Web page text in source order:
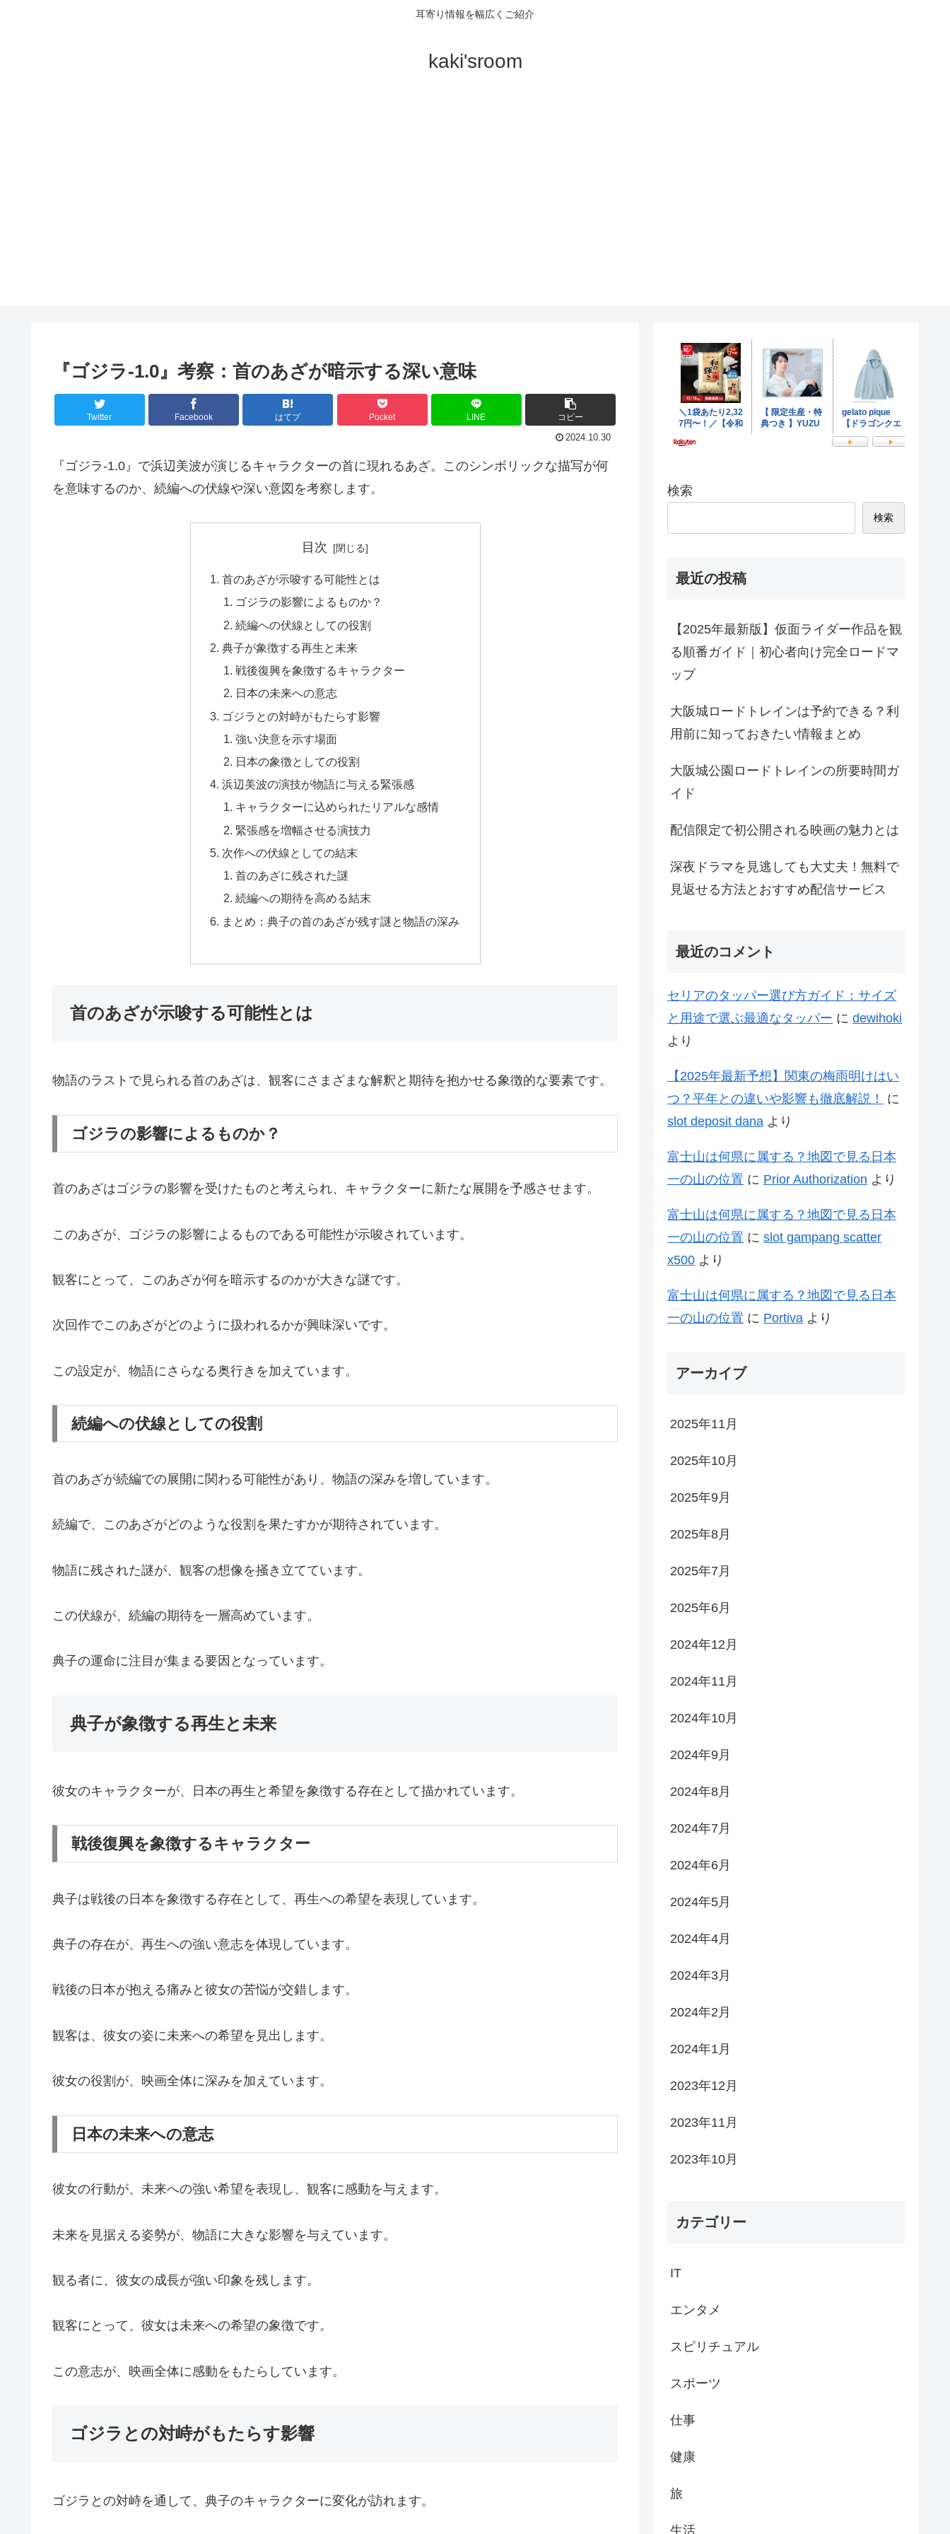
耳寄り情報を幅広くご紹介
kaki'sroom
『ゴジラ-1.0』考察：首のあざが暗示する深い意味
Twitter Facebook はてブ Pocket LINE コピー
2024.10.30
『ゴジラ-1.0』で浜辺美波が演じるキャラクターの首に現れるあざ。このシンボリックな描写が何
を意味するのか、続編への伏線や深い意図を考察します。
目次
首のあざが示唆する可能性とは
ゴジラの影響によるものか？
続編への伏線としての役割
典子が象徴する再生と未来
戦後復興を象徴するキャラクター
日本の未来への意志
ゴジラとの対峙がもたらす影響
強い決意を示す場面
日本の象徴としての役割
浜辺美波の演技が物語に与える緊張感
キャラクターに込められたリアルな感情
緊張感を増幅させる演技力
次作への伏線としての結末
首のあざに残された謎
続編への期待を高める結末
まとめ：典子の首のあざが残す謎と物語の深み
首のあざが示唆する可能性とは
物語のラストで見られる首のあざは、観客にさまざまな解釈と期待を抱かせる象徴的な要素です。
ゴジラの影響によるものか？
首のあざはゴジラの影響を受けたものと考えられ、キャラクターに新たな展開を予感させます。
このあざが、ゴジラの影響によるものである可能性が示唆されています。
観客にとって、このあざが何を暗示するのかが大きな謎です。
次回作でこのあざがどのように扱われるかが興味深いです。
この設定が、物語にさらなる奥行きを加えています。
続編への伏線としての役割
首のあざが続編での展開に関わる可能性があり、物語の深みを増しています。
続編で、このあざがどのような役割を果たすかが期待されています。
物語に残された謎が、観客の想像を掻き立てています。
この伏線が、続編の期待を一層高めています。
典子の運命に注目が集まる要因となっています。
典子が象徴する再生と未来
彼女のキャラクターが、日本の再生と希望を象徴する存在として描かれています。
戦後復興を象徴するキャラクター
典子は戦後の日本を象徴する存在として、再生への希望を表現しています。
典子の存在が、再生への強い意志を体現しています。
戦後の日本が抱える痛みと彼女の苦悩が交錯します。
観客は、彼女の姿に未来への希望を見出します。
彼女の役割が、映画全体に深みを加えています。
日本の未来への意志
彼女の行動が、未来への強い希望を表現し、観客に感動を与えます。
未来を見据える姿勢が、物語に大きな影響を与えています。
観る者に、彼女の成長が強い印象を残します。
観客にとって、彼女は未来への希望の象徴です。
この意志が、映画全体に感動をもたらしています。
ゴジラとの対峙がもたらす影響
ゴジラとの対峙を通して、典子のキャラクターに変化が訪れます。
検索
検索
最近の投稿
【2025年最新版】仮面ライダー作品を観
る順番ガイド｜初心者向け完全ロードマ
ップ
大阪城ロードトレインは予約できる？利
用前に知っておきたい情報まとめ
大阪城公園ロードトレインの所要時間ガ
イド
配信限定で初公開される映画の魅力とは
深夜ドラマを見逃しても大丈夫！無料で
見返せる方法とおすすめ配信サービス
最近のコメント
セリアのタッパー選び方ガイド：サイズ
と用途で選ぶ最適なタッパー に dewihoki
より
【2025年最新予想】関東の梅雨明けはい
つ？平年との違いや影響も徹底解説！
に
slot deposit dana より
富士山は何県に属する？地図で見る日本
一の山の位置 に Prior Authorization より
富士山は何県に属する？地図で見る日本
一の山の位置 に slot gampang scatter
x500 より
富士山は何県に属する？地図で見る日本
一の山の位置 に Portiva より
アーカイブ
2025年11月
2025年10月
2025年9月
2025年8月
2025年7月
2025年6月
2024年12月
2024年11月
2024年10月
2024年9月
2024年8月
2024年7月
2024年6月
2024年5月
2024年4月
2024年3月
2024年2月
2024年1月
2023年12月
2023年11月
2023年10月
カテゴリー
IT
エンタメ
スピリチュアル
スポーツ
仕事
健康
旅
生活